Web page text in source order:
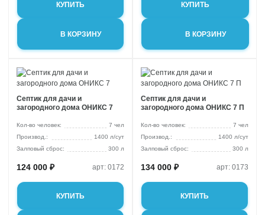
КУПИТЬ
В КОРЗИНУ
КУПИТЬ
В КОРЗИНУ
Септик для дачи и
загородного дома ОНИКС 7
Кол-во человек:
7 чел
1400 л/сут
Залповый сброс:
300 л
124 000 ₽ арт: 0172
КУПИТЬ
Септик для дачи и
загородного дома ОНИКС 7 П
Кол-во человек:
7 чел
1400 л/сут
Залповый сброс:
300 л
134 000 ₽ арт: 0173
КУПИТЬ